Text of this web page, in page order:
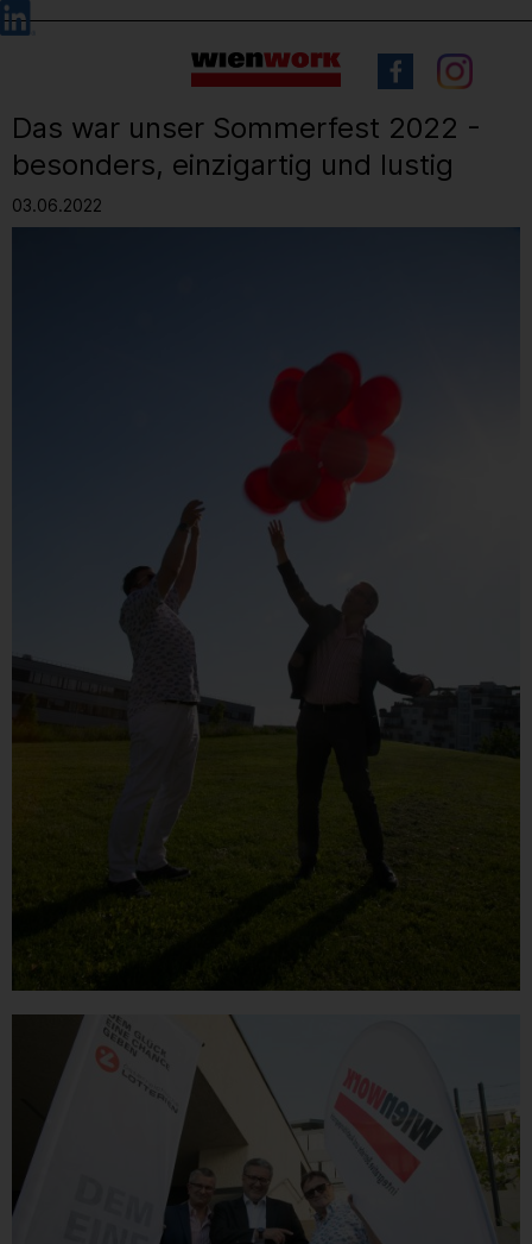
Barrierefreie
Bedienung
Sprachauswahl
Das war unser Sommerfest 2022 -
besonders, einzigartig und lustig
03.06.2022